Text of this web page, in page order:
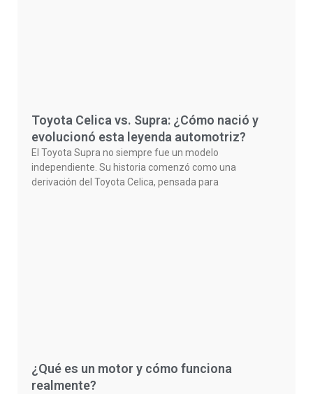
Toyota Celica vs. Supra: ¿Cómo nació y
evolucionó esta leyenda automotriz?
El Toyota Supra no siempre fue un modelo
independiente. Su historia comenzó como una
derivación del Toyota Celica, pensada para
¿Qué es un motor y cómo funciona
realmente?